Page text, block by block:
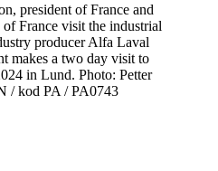
president of France and
France visit the industrial
producer Alfa Laval
makes a two day visit to
in Lund. Photo: Petter
/ kod PA / PA0743